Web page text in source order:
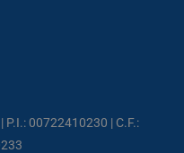
00722410230 | C.F.: